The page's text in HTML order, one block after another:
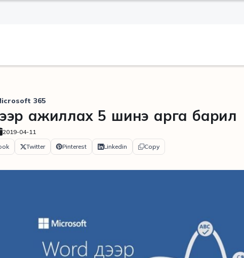
365
ажиллах 5 шинэ арга барил
2019-04-11
Twitter Pinterest Linkedin Copy